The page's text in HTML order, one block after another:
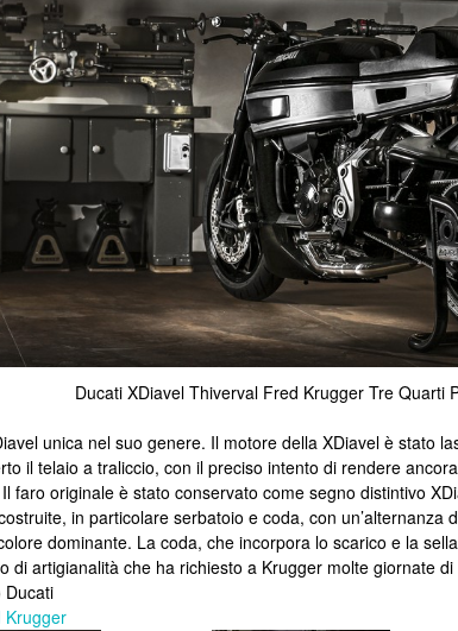
Ducati XDiavel Thiverval Fred Krugger Tre Quarti
unica nel suo genere. Il motore della XDiavel è stato
il telaio a traliccio, con il preciso intento di rendere
faro originale è stato conservato come segno distintivo
in particolare serbatoio e coda, con un’alternanza
dominante. La coda, che incorpora lo scarico e la
di artigianalità che ha richiesto a Krugger molte giornate di
Ducati
Krugger